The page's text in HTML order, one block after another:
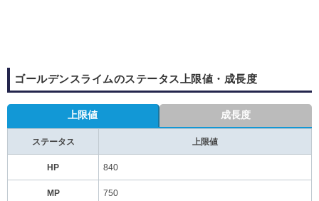
ゴールデンスライムのステータス上限値・成長度
上限値 成長度
ステータス 上限値
HP 840
MP 750